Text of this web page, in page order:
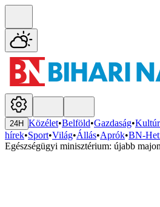
24H Közélet•Belföld•Gazdaság•
hírek•Sport•Világ•Állás•Aprók•BN-
Egészségügyi minisztérium: újabb